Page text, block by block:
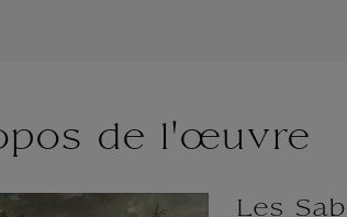
de l'œuvre
Les